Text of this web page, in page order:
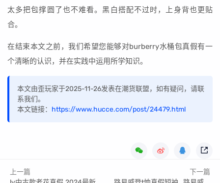
太多把包撑圆了也不难看。黑白搭配不过时，上身背也更贴
合。
在结束本文之前，我们希望您能够对burberry水桶包真假有一
个清晰的认识，并在实践中运用所学知识。
本文由歪玩家于2025-11-26发表在潮货联盟，如有疑问，请联
系我们。
本文链接： https://www.hucce.com/post/24479.html
上一篇
下一篇